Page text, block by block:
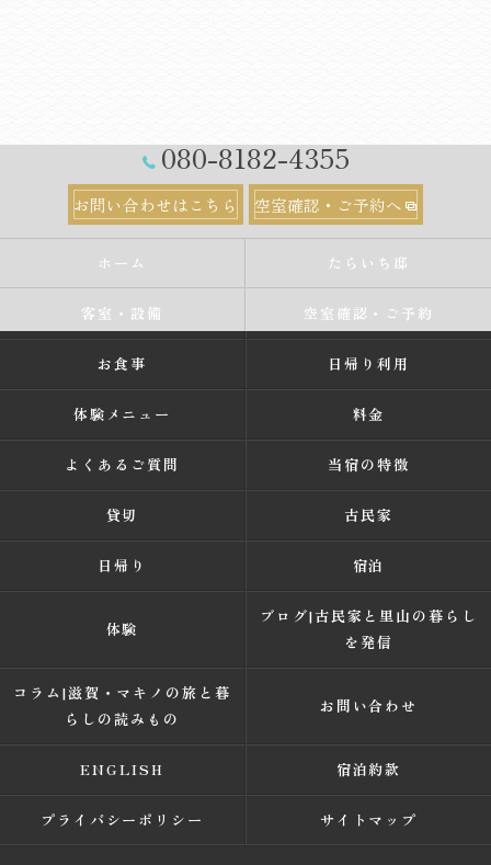
080-8182-4355
お問い合わせはこちら 空室確認・ご予約へ
ホーム たらいち邸
客室・設備 空室確認・ご予約
お食事 日帰り利用
体験メニュー 料金
よくあるご質問 当宿の特徴
貸切 古民家
日帰り 宿泊
体験
ブログ|古民家と里山の暮らし
を発信
コラム|滋賀・マキノの旅と暮
らしの読みもの
お問い合わせ
ENGLISH 宿泊約款
プライバシーポリシー サイトマップ